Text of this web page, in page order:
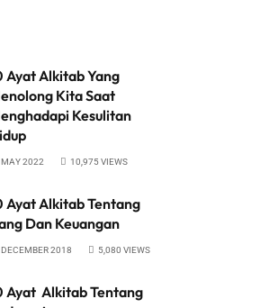
Ayat Alkitab Yang
Kita Saat
Kesulitan
MAY 2022 10,975VIEWS
Ayat Alkitab Tentang
Dan Keuangan
2018 5,080 VIEWS
Ayat Alkitab Tentang